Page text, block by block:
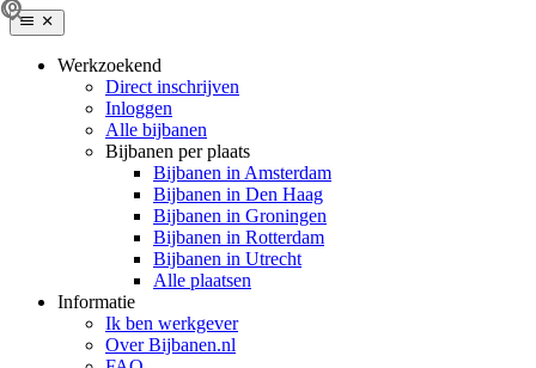
Werkzoekend
Direct inschrijven
Inloggen
Alle bijbanen
Bijbanen per plaats
Bijbanen in Amsterdam
Bijbanen in Den Haag
Bijbanen in Groningen
Bijbanen in Rotterdam
Bijbanen in Utrecht
Alle plaatsen
Informatie
Ik ben werkgever
Over Bijbanen.nl